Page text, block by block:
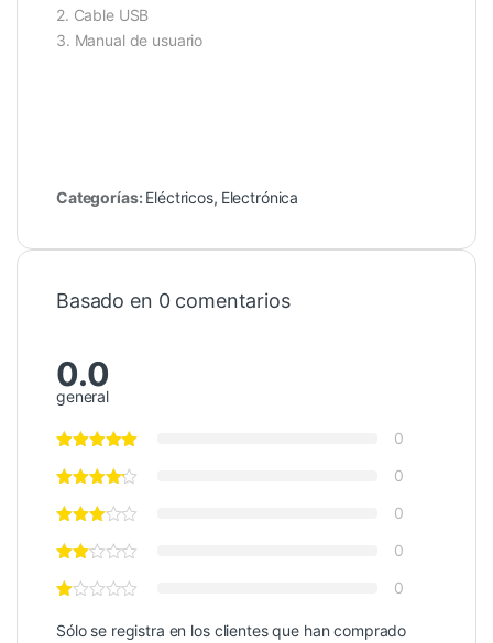
2. Cable USB
3. Manual de usuario
Categorías: Eléctricos, Electrónica
Basado en 0 comentarios
0.0
general
0
0
0
0
0
Sólo se registra en los clientes que han comprado